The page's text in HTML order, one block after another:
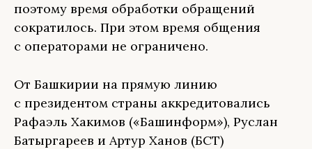
поэтому время обработки обращений
сократилось. При этом время общения
с операторами не ограничено.
От Башкирии на прямую линию
с президентом страны аккредитовались
Рафаэль Хакимов («Башинформ»), Руслан
Батыргареев и Артур Ханов (БСТ)